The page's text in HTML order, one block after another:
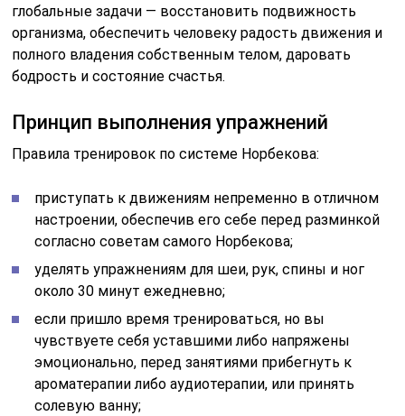
глобальные задачи — восстановить подвижность
организма, обеспечить человеку радость движения и
полного владения собственным телом, даровать
бодрость и состояние счастья.
Принцип выполнения упражнений
Правила тренировок по системе Норбекова:
приступать к движениям непременно в отличном
настроении, обеспечив его себе перед разминкой
согласно советам самого Норбекова;
уделять упражнениям для шеи, рук, спины и ног
около 30 минут ежедневно;
если пришло время тренироваться, но вы
чувствуете себя уставшими либо напряжены
эмоционально, перед занятиями прибегнуть к
ароматерапии либо аудиотерапии, или принять
солевую ванну;